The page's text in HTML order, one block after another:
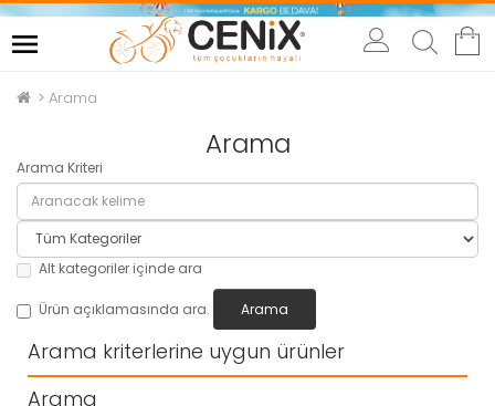
Arama
Arama
Arama Kriteri
Alt kategoriler içinde ara
Ürün açıklamasında ara.
Arama kriterlerine uygun ürünler
Arama